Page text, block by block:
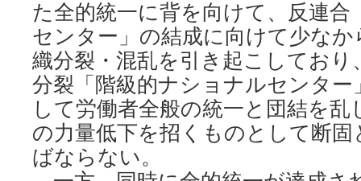
た全的統一に背を向けて、反連合
センター」の結成に向けて少な
織分裂・混乱を引き起こしてお
分裂「階級的ナショナルセンター
して労働者全般の統一と団結を乱
の力量低下を招くものとして断
ばならない。